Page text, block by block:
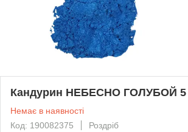
Кандурин НЕБЕСНО ГОЛУБОЙ 5
Немає в наявності
Код: 190082375
Роздріб